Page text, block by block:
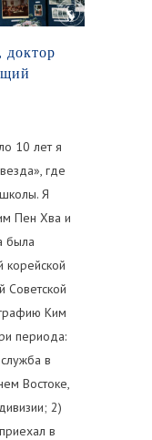
10 лет я
где
Я
Пен Хва и
была
корейской
Советской
Ким
периода:
в
Востоке,
2)
в